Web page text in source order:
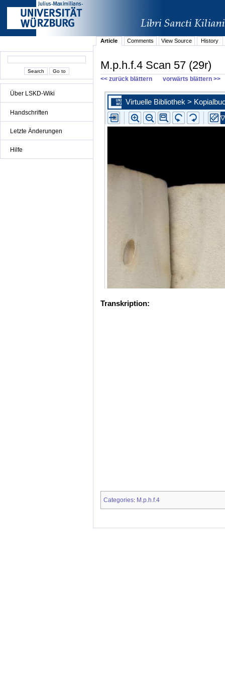
Über LSKD-Wiki
Handschriften
Letzte Änderungen
Hilfe
Article Comments View Source History
M.p.h.f.4 Scan 57 (29r)
<< zurück blättern vorwärts blättern >>
Transkription:
Categories: M.p.h.f.4